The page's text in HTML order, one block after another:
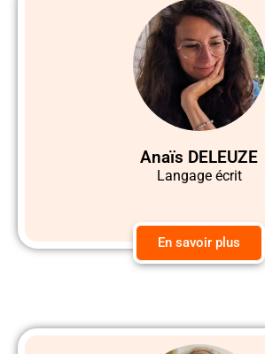
Anaïs DELEUZE
Langage écrit
En savoir plus